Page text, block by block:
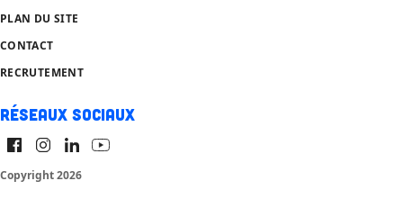
PLAN DU SITE
CONTACT
RECRUTEMENT
Réseaux sociaux
Copyright 2026